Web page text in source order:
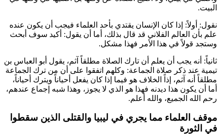
البيت.
نقول: أولاً: إذا كان الإنسان يقتدي بأحد العلماء فيجب أن يكون عنده
علم بأن العالم الفلاني قد قال بذلك، أما أن يقول: أكيد سوف أبحث
وستجد قولاً في هذا الأمر فهذا مشكل.
ثانياً: أنه يجب أن يعلم أن تارك الصلاة مطلقاً آثم، يقول أبو العباس بن
تيمية عند ذكر صلاة الجماعة: وكلهم اتفقوا على أن من ترك الجماعة
مطلقاً أنه آثم، إذاً الخلاف هو فيما إذا كان يفعل أحياناً ويترك أحياناً،
أما أن يكون هذا ديدنه فهذا هو الذي لا يجوز، وهذا شبه إجماع عندهم،
رحم الله الجميع، والله أعلم.
موقف العلماء مما يجري في ليبيا والقتلى الذين سقطوا
في الثورة